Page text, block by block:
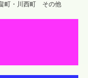
町・川西町 その他